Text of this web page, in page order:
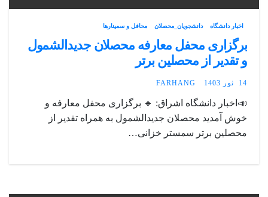
اخبار دانشگاه دانشجویان_محصلان محافل و سمینارها
برگزاری محفل معارفه محصلان جدیدالشمول
و تقدیر از محصلین برتر
14 ثور 1403 FARHANG
📣اخبار دانشگاه اشراق: 🔹 برگزاری محفل معارفه و
خوش آمدید محصلان جدیدالشمول به همراه تقدیر از
محصلین برتر سمستر خزانی…